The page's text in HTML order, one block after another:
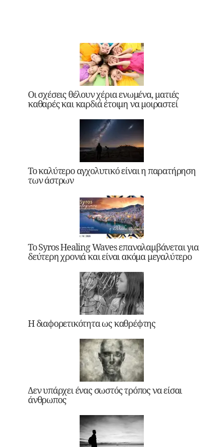
Οι σχέσεις θέλουν χέρια ενωμένα, ματιές
καθαρές και καρδιά έτοιμη να μοιραστεί
Το καλύτερο αγχολυτικό είναι η παρατήρηση
των άστρων
Το Syros Healing Waves επαναλαμβάνεται για
δεύτερη χρονιά και είναι ακόμα μεγαλύτερο
Η διαφορετικότητα ως καθρέφτης
Δεν υπάρχει ένας σωστός τρόπος να είσαι
άνθρωπος